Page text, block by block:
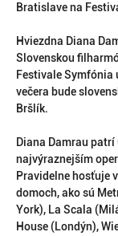
Bratislave na
Hviezdna Diana
Slovenskou
Festivale Symfónia
večera bude
Bršlík.
Diana Damrau patrí
najvýraznejším
Pravidelne hosťuje
domoch, ako sú
York), La Scala
House (Londýn),